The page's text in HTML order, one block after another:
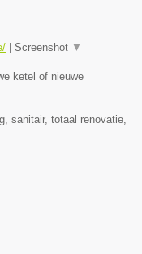
Screenshot ▼
ketel of nieuwe
sanitair, totaal renovatie,